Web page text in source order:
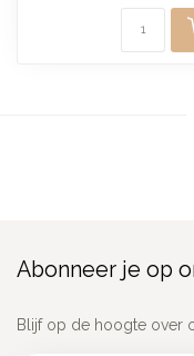
Abonneer je op
Blijf op de hoogte over